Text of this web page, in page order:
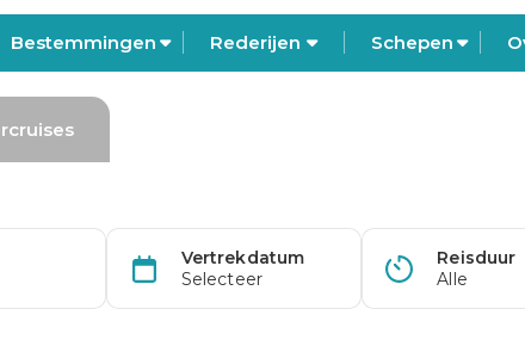
Bestemmingen Rederijen Schepen